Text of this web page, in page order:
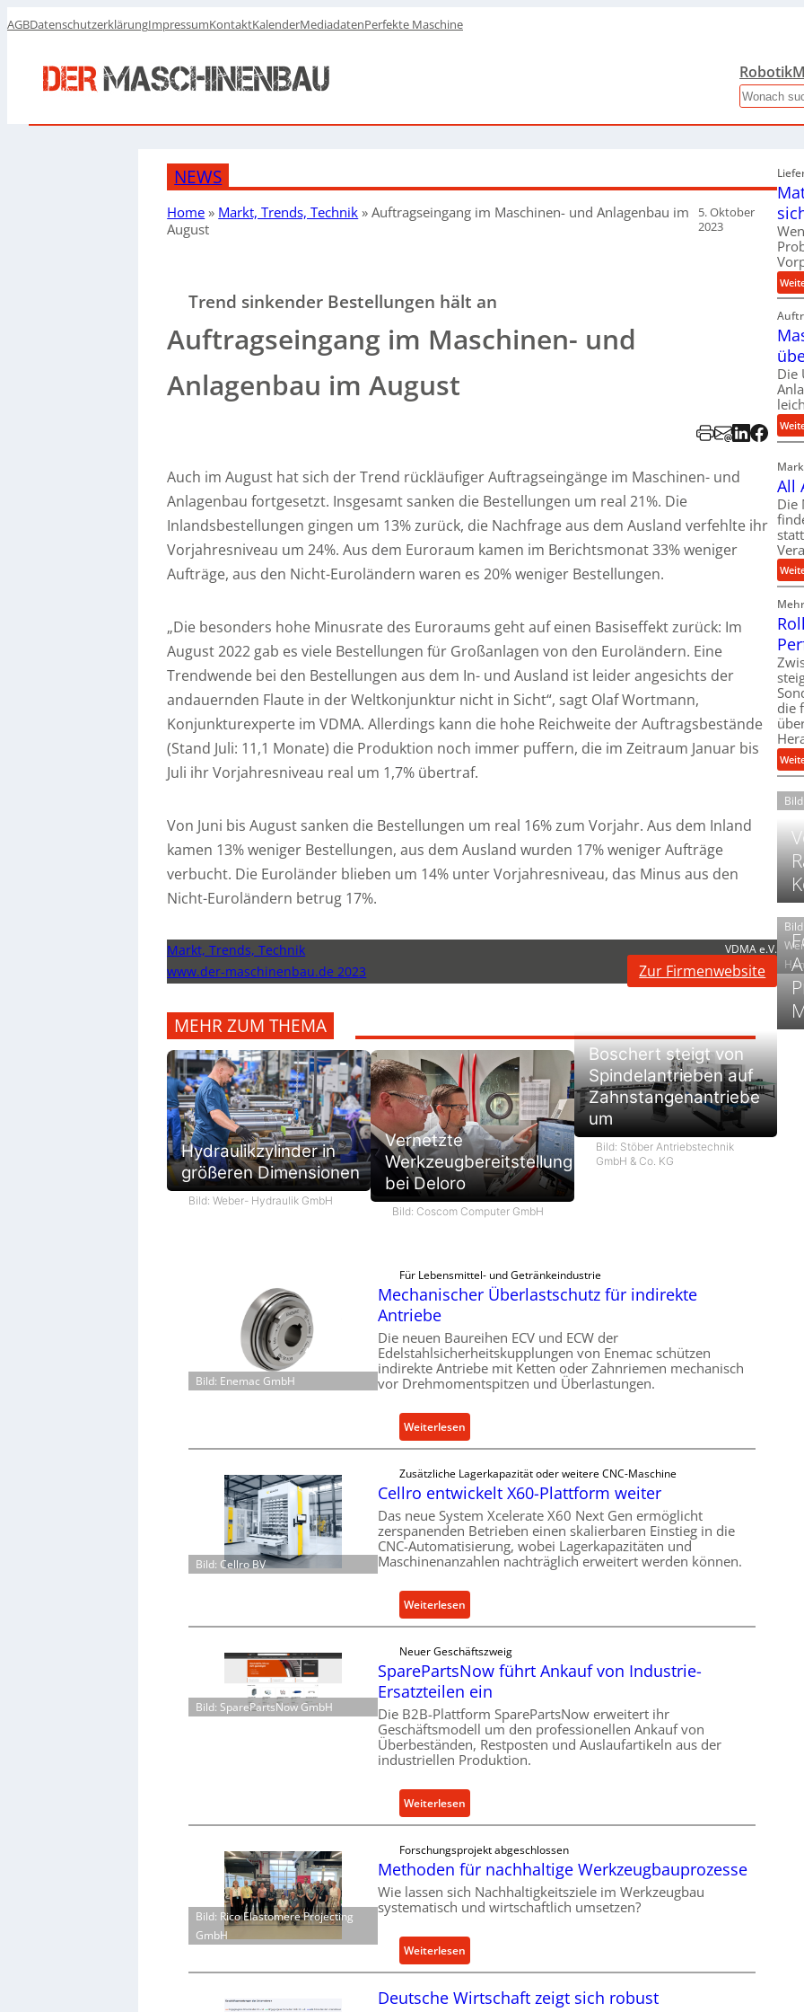
AGBDatenschutzerklärungImpressumKontaktKalenderMediadatenPerfekte Maschine
Robotik
Search
NEWS
Home » Markt, Trends, Technik »Auftragseingang im Maschinen- und Anlagenbau im
August
5. Oktober
2023
Trend sinkender Bestellungen hält an
Auftragseingang im Maschinen- und
Anlagenbau im August
Auch im August hat sich der Trend rückläufiger Auftragseingänge im Maschinen- und
Anlagenbau fortgesetzt. Insgesamt sanken die Bestellungen um real 21%. Die
Inlandsbestellungen gingen um 13% zurück, die Nachfrage aus dem Ausland verfehlte ihr
Vorjahresniveau um 24%. Aus dem Euroraum kamen im Berichtsmonat 33% weniger
Aufträge, aus den Nicht-Euroländern waren es 20% weniger Bestellungen.
„Die besonders hohe Minusrate des Euroraums geht auf einen Basiseffekt zurück: Im
August 2022 gab es viele Bestellungen für Großanlagen von den Euroländern. Eine
Trendwende bei den Bestellungen aus dem In- und Ausland ist leider angesichts der
andauernden Flaute in der Weltkonjunktur nicht in Sicht“, sagt Olaf Wortmann,
Konjunkturexperte im VDMA. Allerdings kann die hohe Reichweite der Auftragsbestände
(Stand Juli: 11,1 Monate) die Produktion noch immer puffern, die im Zeitraum Januar bis
Juli ihr Vorjahresniveau real um 1,7% übertraf.
Von Juni bis August sanken die Bestellungen um real 16% zum Vorjahr. Aus dem Inland
kamen 13% weniger Bestellungen, aus dem Ausland wurden 17% weniger Aufträge
verbucht. Die Euroländer blieben um 14% unter Vorjahresniveau, das Minus aus den
Nicht-Euroländern betrug 17%.
Markt, Trends, Technik
www.der-maschinenbau.de 2023
VDMA e.V.
Zur Firmenwebsite
MEHR ZUM THEMA
Hydraulikzylinder in
größeren Dimensionen
Bild: Weber- Hydraulik GmbH
Vernetzte
Werkzeugbereitstellung
bei Deloro
Bild: Coscom Computer GmbH
Boschert steigt von
Spindelantrieben auf
Zahnstangenantriebe
um
Bild: Stöber Antriebstechnik
GmbH & Co. KG
Bild: Enemac GmbH
Für Lebensmittel- und Getränkeindustrie
Mechanischer Überlastschutz für indirekte
Antriebe
Die neuen Baureihen ECV und ECW der
Edelstahlsicherheitskupplungen von Enemac schützen
indirekte Antriebe mit Ketten oder Zahnriemen mechanisch
vor Drehmomentspitzen und Überlastungen.
Weiterlesen:
M
c
h
a
n
i
c
h
r
Ü
b
e
r
l
a
t
s
h
u
t
z
f
ü
r
i
Bild: Cellro BV
Zusätzliche Lagerkapazität oder weitere CNC-Maschine
Cellro entwickelt X60-Plattform weiter
Das neue System Xcelerate X60 Next Gen ermöglicht
zerspanenden Betrieben einen skalierbaren Einstieg in die
CNC-Automatisierung, wobei Lagerkapazitäten und
Maschinenanzahlen nachträglich erweitert werden können.
Weiterlesen:
C
l
l
o
e
n
w
i
c
k
e
l
t
6
0
P
Bild: SparePartsNow GmbH
Neuer Geschäftszweig
SparePartsNow führt Ankauf von Industrie-
Ersatzteilen ein
Die B2B-Plattform SparePartsNow erweitert ihr
Geschäftsmodell um den professionellen Ankauf von
Überbeständen, Restposten und Auslaufartikeln aus der
industriellen Produktion.
Weiterlesen:
S
a
r
e
P
a
r
t
s
Bild: Rico Elastomere Projecting
GmbH
Forschungsprojekt abgeschlossen
Methoden für nachhaltige Werkzeugbauprozesse
Wie lassen sich Nachhaltigkeitsziele im Werkzeugbau
systematisch und wirtschaftlich umsetzen?
Weiterlesen:
M
t
Deutsche Wirtschaft zeigt sich robust
Die
All
Die
die